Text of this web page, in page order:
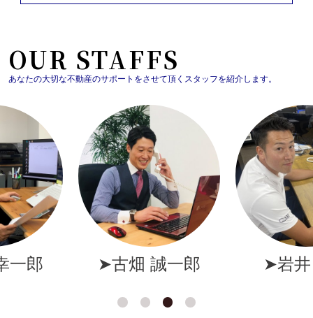
OUR STAFFS
あなたの大切な不動産のサポートをさせて頂くスタッフを紹介します。
一郎 ➤古畑 誠一郎 ➤岩